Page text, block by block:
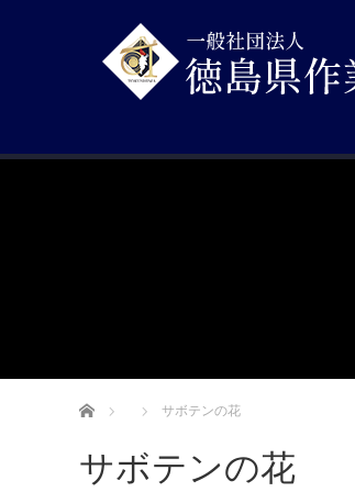
ホーム サボテンの花
サボテンの花